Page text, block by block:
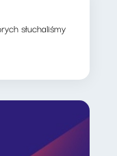
słuchaliśmy